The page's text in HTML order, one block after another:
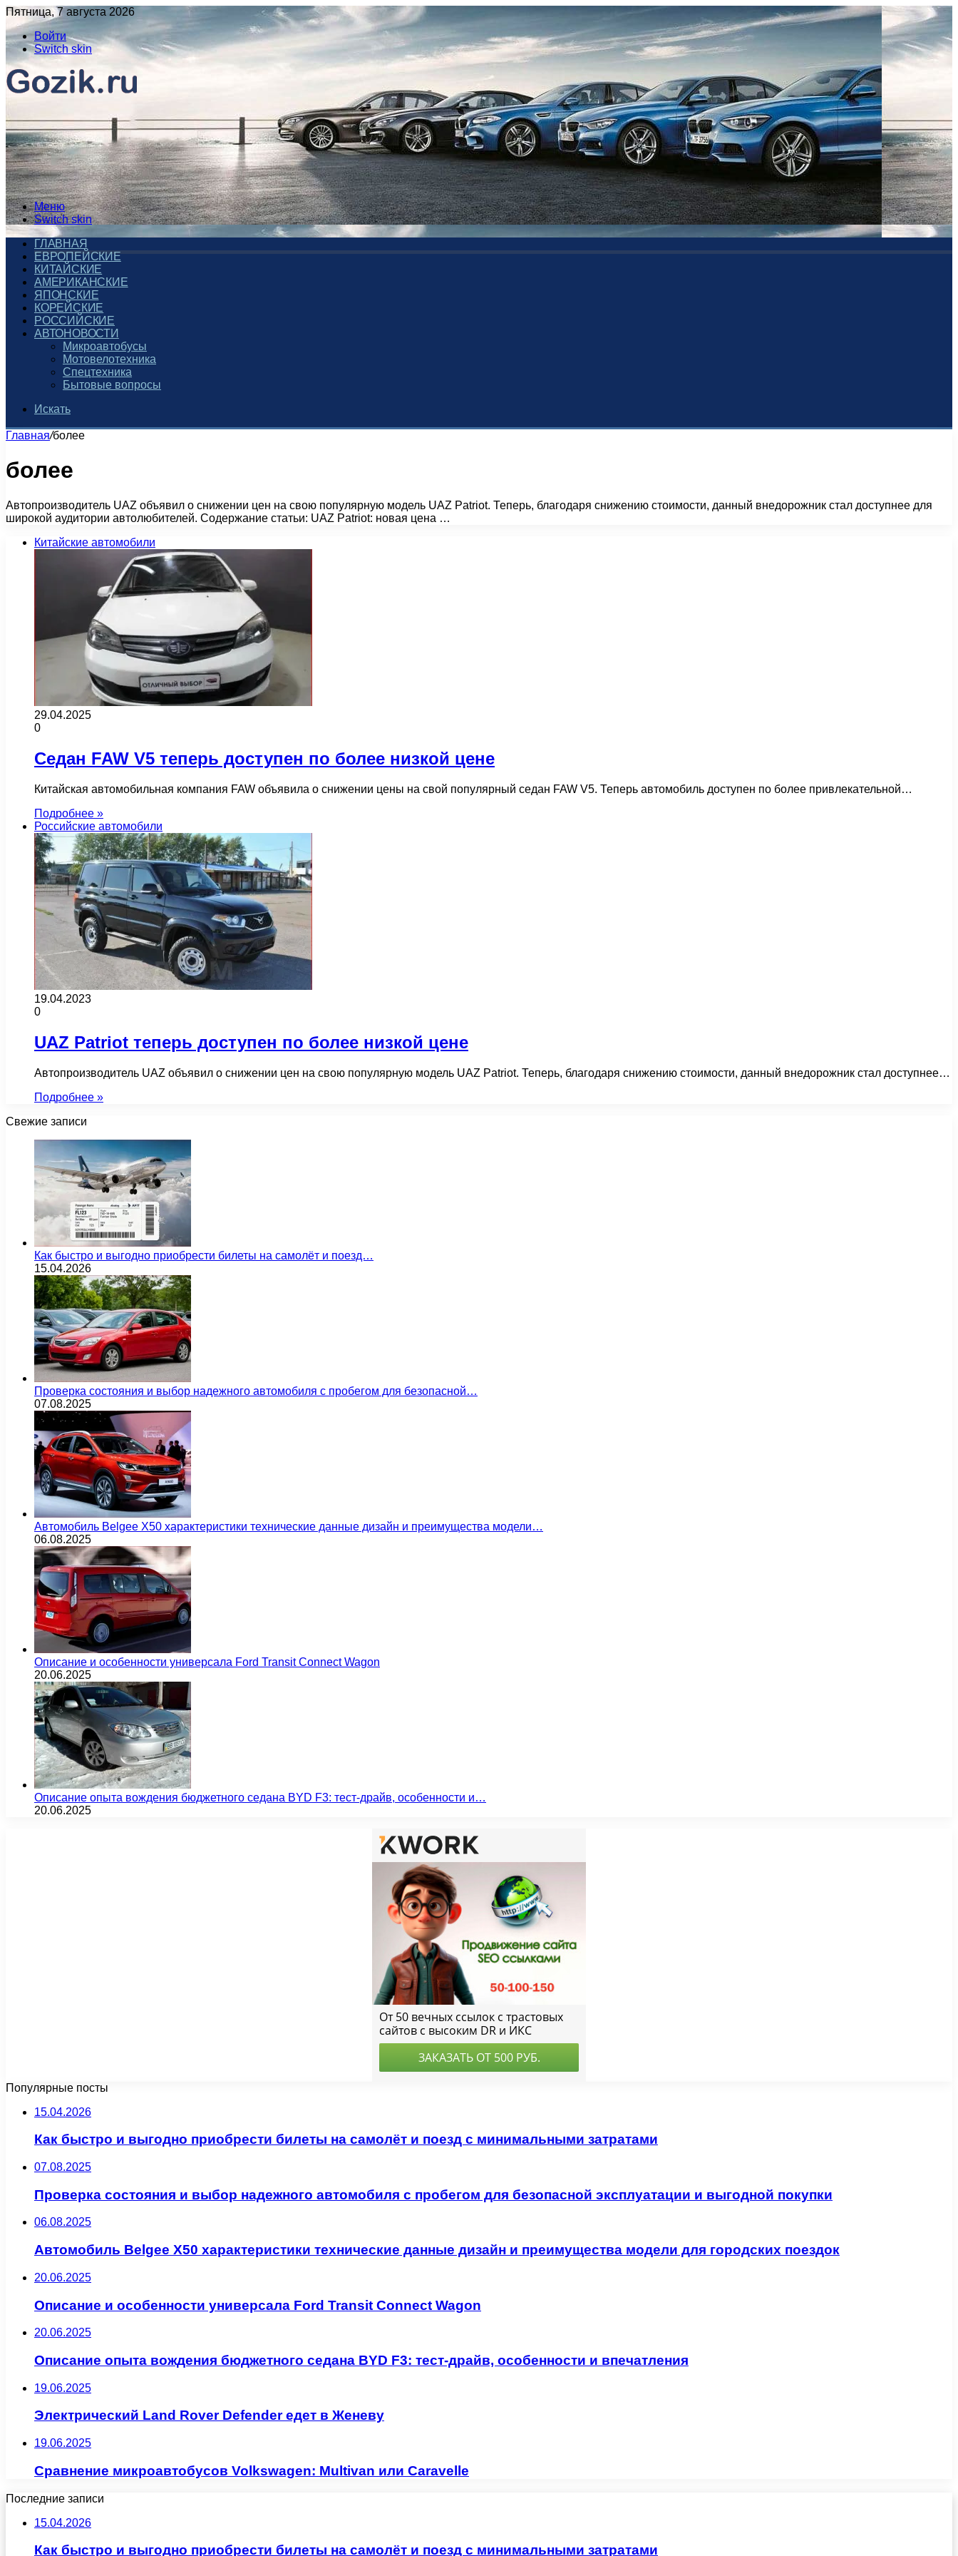
Пятница, 7 августа 2026
Войти
Switch skin
Меню
Switch skin
ГЛАВНАЯ
ЕВРОПЕЙСКИЕ
КИТАЙСКИЕ
АМЕРИКАНСКИЕ
ЯПОНСКИЕ
КОРЕЙСКИЕ
РОССИЙСКИЕ
АВТОНОВОСТИ
Микроавтобусы
Мотовелотехника
Спецтехника
Бытовые вопросы
Искать
Главная/более
более
Автопроизводитель UAZ объявил о снижении цен на свою популярную модель UAZ Patriot. Теперь, благодаря снижению стоимости, данный внедорожник стал доступнее для
широкой аудитории автолюбителей. Содержание статьи: UAZ Patriot: новая цена …
Китайские автомобили
29.04.2025
0
Седан FAW V5 теперь доступен по более низкой цене
Китайская автомобильная компания FAW объявила о снижении цены на свой популярный седан FAW V5. Теперь автомобиль доступен по более привлекательной…
Подробнее »
Российские автомобили
19.04.2023
0
UAZ Patriot теперь доступен по более низкой цене
Автопроизводитель UAZ объявил о снижении цен на свою популярную модель UAZ Patriot. Теперь, благодаря снижению стоимости, данный внедорожник стал доступнее…
Подробнее »
Свежие записи
Как быстро и выгодно приобрести билеты на самолёт и поезд…
15.04.2026
Проверка состояния и выбор надежного автомобиля с пробегом для безопасной…
07.08.2025
Автомобиль Belgee X50 характеристики технические данные дизайн и преимущества модели…
06.08.2025
Описание и особенности универсала Ford Transit Connect Wagon
20.06.2025
Описание опыта вождения бюджетного седана BYD F3: тест-драйв, особенности и…
20.06.2025
Популярные посты
15.04.2026
Как быстро и выгодно приобрести билеты на самолёт и поезд с минимальными затратами
07.08.2025
Проверка состояния и выбор надежного автомобиля с пробегом для безопасной эксплуатации и выгодной покупки
06.08.2025
Автомобиль Belgee X50 характеристики технические данные дизайн и преимущества модели для городских поездок
20.06.2025
Описание и особенности универсала Ford Transit Connect Wagon
20.06.2025
Описание опыта вождения бюджетного седана BYD F3: тест-драйв, особенности и впечатления
19.06.2025
Электрический Land Rover Defender едет в Женеву
19.06.2025
Сравнение микроавтобусов Volkswagen: Multivan или Caravelle
Последние записи
15.04.2026
Как быстро и выгодно приобрести билеты на самолёт и поезд с минимальными затратами